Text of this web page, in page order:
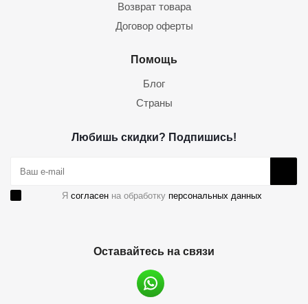
Возврат товара
Договор оферты
Помощь
Блог
Страны
Любишь скидки? Подпишись!
Я согласен на обработку персональных данных
Оставайтесь на связи